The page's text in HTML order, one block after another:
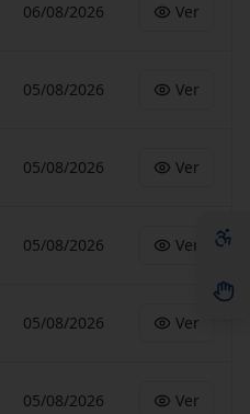
06/08/2026 Ver
05/08/2026 Ver
05/08/2026 Ver
05/08/2026 Ver
05/08/2026 Ver
05/08/2026 Ver